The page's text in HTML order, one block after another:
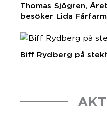
Thomas Sjögren,
besöker Lida Fårfarm
Biff Rydberg på